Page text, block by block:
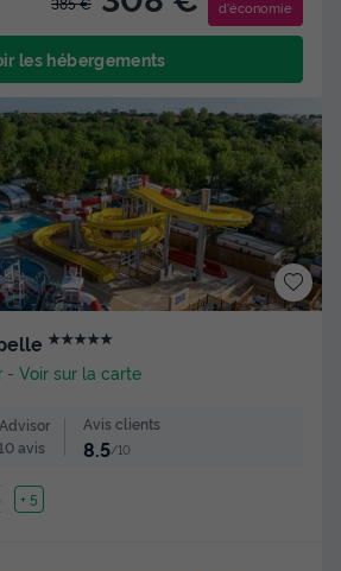
d'économie
les hébergements
★★★★★
-Voir sur la carte
avis
Avis clients
8.5/10
mer
+ 5